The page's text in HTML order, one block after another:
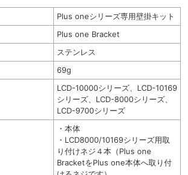
Plus oneシリーズ専用壁掛キット
Plus one Bracket
ステンレス
69g
LCD-10000シリーズ、LCD-10169
シリーズ、LCD-8000シリーズ、
LCD-9700シリーズ
・本体
・LCD8000/10169シリーズ用取
り付けネジ４本（Plus one
BracketをPlus one本体へ取り付